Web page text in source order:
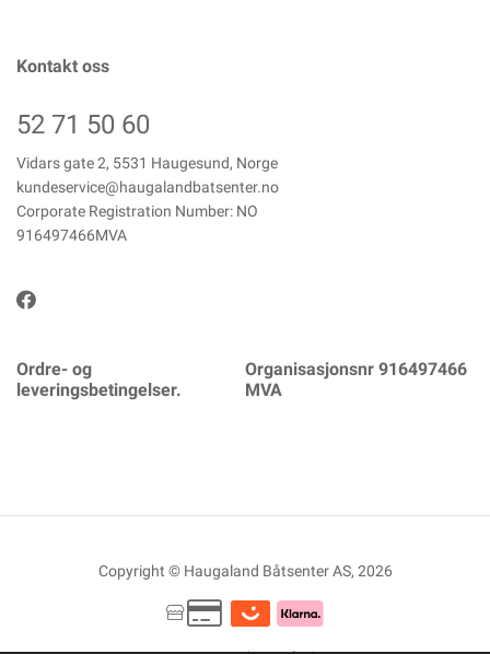
Kontakt oss
52 71 50 60
Vidars gate 2, 5531 Haugesund, Norge
kundeservice@haugalandbatsenter.no
Corporate Registration Number: NO
916497466MVA
Ordre- og
leveringsbetingelser.
Organisasjonsnr 916497466
MVA
Copyright © Haugaland Båtsenter AS, 2026